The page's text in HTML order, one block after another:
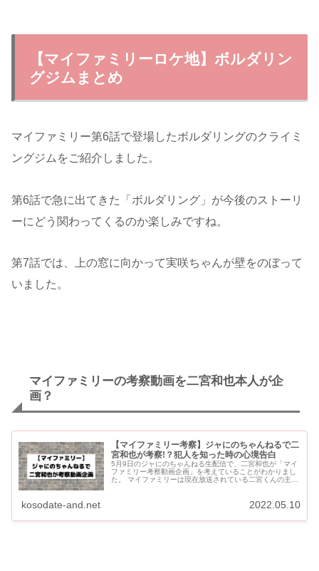
【マイファミリーロケ地】ボルダリン
グジムまとめ
マイファミリー第6話で登場したボルダリングのクライミ
ングジムをご紹介しました。
第6話で急に出てきた「ボルダリング」が今後のストーリ
ーにどう関わってくるのか楽しみですね。
第7話では、上の窓に向かって実咲ちゃんが壁をのぼって
いました。
マイファミリーの考察動画を二宮和也本人が企
画？
【マイファミリー考察】ジャにのちゃんねるで二
宮和也が考察!？犯人を知った時の心境告白
5月9日のジャにのちゃんねる生配信で、二宮和也が「マイ
ファミリー考察動画企画」を考えていることがわかりまし
た。 マイファミリーは現在放送されている二宮くんの主演
kosodate-and.net 2022.05.10